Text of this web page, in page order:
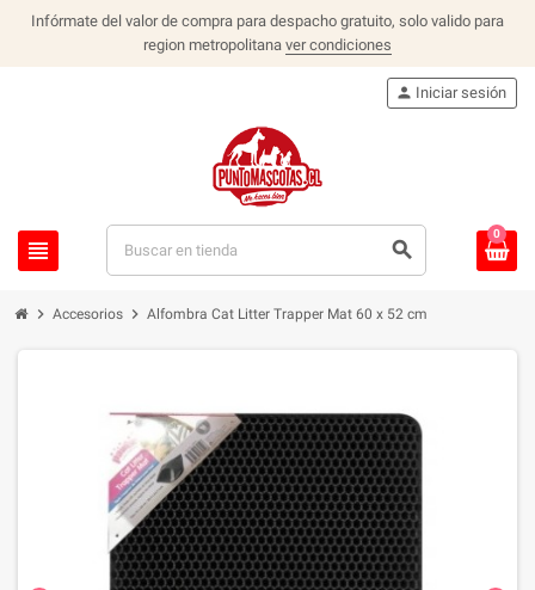
Infórmate del valor de compra para despacho gratuito, solo valido para
region metropolitana ver condiciones
view_headline search
person Iniciar sesión
0
chevron_right Accesorios chevron_right Alfombra Cat Litter Trapper Mat 60 x 52 cm